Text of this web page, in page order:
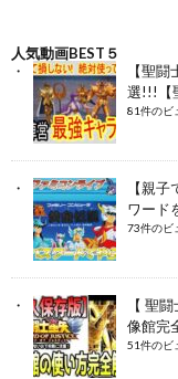
人気動画BEST５
【聖
選!!!【
81件のビ
【親
ワード
73件のビ
【 聖
像館完
51件のビ